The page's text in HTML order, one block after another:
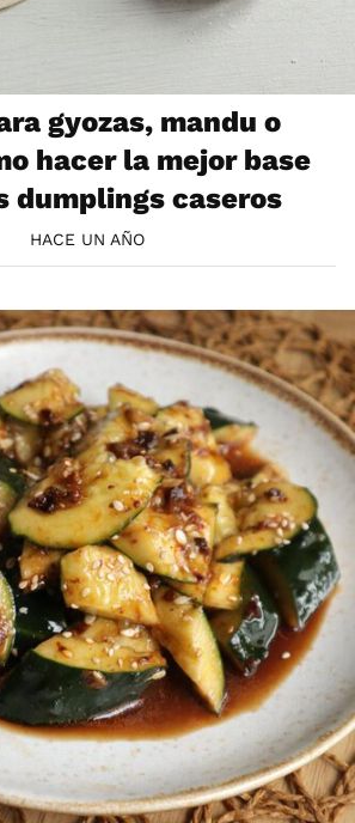
gyozas, mandu o
hacer la mejor base
dumplings caseros
HACE UN AÑO